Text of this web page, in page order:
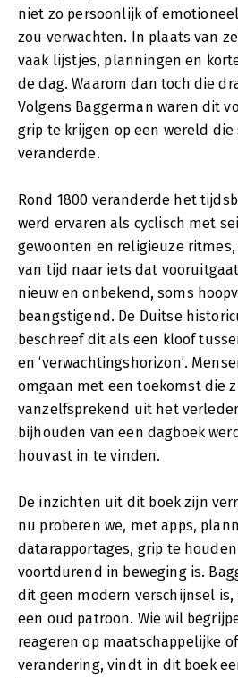
niet zo persoonlijk of
zou verwachten. In plaats van
vaak lijstjes, planningen en
de dag. Waarom dan toch die
Volgens Baggerman waren dit
grip te krijgen op een wereld
veranderde.
Rond 1800 veranderde het
werd ervaren als cyclisch met
gewoonten en religieuze
van tijd naar iets dat
nieuw en onbekend, soms
beangstigend. De Duitse
beschreef dit als een kloof
en ‘verwachtingshorizon’.
omgaan met een toekomst die
vanzelfsprekend uit het
bijhouden van een dagboek
houvast in te vinden.
De inzichten uit dit boek zijn
nu proberen we, met apps,
datarapportages, grip te
voortdurend in beweging is.
dit geen modern verschijnsel
een oud patroon. Wie wil
reageren op maatschappelijke
verandering, vindt in dit boek